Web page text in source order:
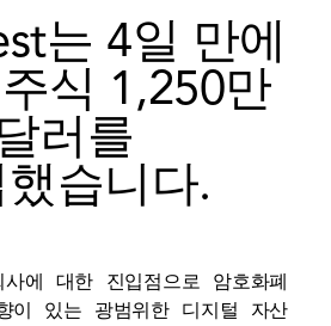
는 4일 만에
식 1,250만
러를
습니다.
에 대한 진입점으로 암호화폐
이 있는 광범위한 디지털 자산